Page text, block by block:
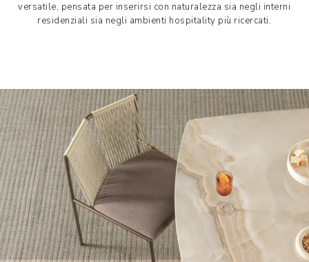
versatile, pensata per inserirsi con naturalezza sia negli interni
residenziali sia negli ambienti hospitality più ricercati.